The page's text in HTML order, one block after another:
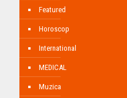
Featured
Horoscop
International
MEDICAL
Muzica